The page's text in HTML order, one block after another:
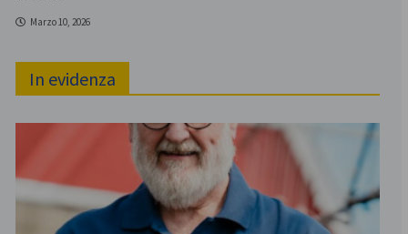
Marzo 10, 2026
In evidenza